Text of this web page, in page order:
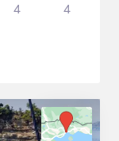
4 4